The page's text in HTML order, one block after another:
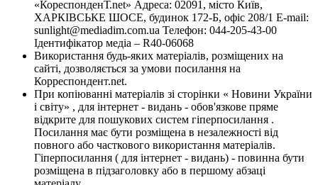
«КореспонденТ.net» Адреса: 02091, місто Київ,
ХАРКІВСЬКЕ ШОСЕ, будинок 172-Б, офіс 208/1 E-mail:
sunlight@mediadim.com.ua Телефон: 044-205-43-00
Ідентифікатор медіа – R40-06068
Використання будь-яких матеріалів, розміщених на
сайті, дозволяється за умови посилання на
Корреспондент.net.
При копіюванні матеріалів зі сторінки « Новини України
і світу» , для інтернет - видань - обов'язкове пряме
відкрите для пошукових систем гіперпосилання .
Посилання має бути розміщена в незалежності від
повного або часткового використання матеріалів.
Гіперпосилання ( для інтернет - видань) - повинна бути
розміщена в підзаголовку або в першому абзаці